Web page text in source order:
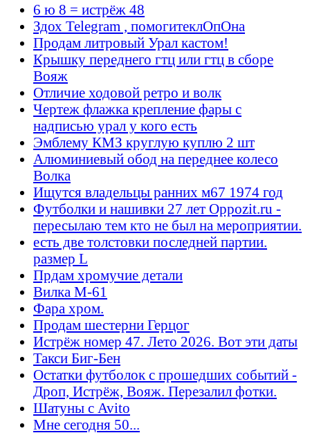
6 ю 8 = истрёж 48
Здох Telegram , помогитеклОпОна
Продам литровый Урал кастом!
Крышку переднего гтц или гтц в сборе
Вояж
Отличие ходовой ретро и волк
Чертеж флажка крепление фары с
надписью урал у кого есть
Эмблему КМЗ круглую куплю 2 шт
Алюминиевый обод на переднее колесо
Волка
Ищутся владельцы ранних м67 1974 год
Футболки и нашивки 27 лет Oppozit.ru -
пересылаю тем кто не был на мероприятии.
есть две толстовки последней партии.
размер L
Прдам хромучие детали
Вилка М-61
Фара хром.
Продам шестерни Герцог
Истрёж номер 47. Лето 2026. Вот эти даты
Такси Биг-Бен
Остатки футболок с прошедших событий -
Дроп, Истрёж, Вояж. Перезалил фотки.
Шатуны с Avito
Мне сегодня 50...